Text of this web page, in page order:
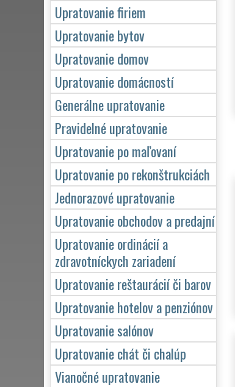
Upratovanie firiem
Upratovanie bytov
Upratovanie domov
Upratovanie domácností
Generálne upratovanie
Pravidelné upratovanie
Upratovanie po maľovaní
Upratovanie po rekonštrukciách
Jednorazové upratovanie
Upratovanie obchodov a predajní
Upratovanie ordinácií a
zdravotníckych zariadení
Upratovanie reštaurácií či barov
Upratovanie hotelov a penziónov
Upratovanie salónov
Upratovanie chát či chalúp
Vianočné upratovanie